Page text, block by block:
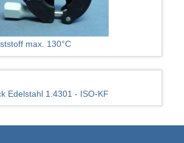
max. 130°C
Edelstahl 1.4301 - ISO-KF